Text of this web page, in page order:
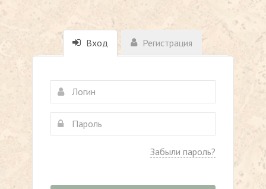
Вход Регистрация
Забыли пароль?